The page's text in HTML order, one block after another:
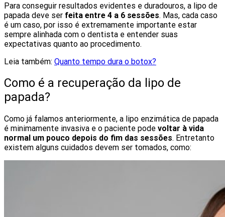
Para conseguir resultados evidentes e duradouros, a lipo de
papada deve ser feita entre 4 a 6 sessões. Mas, cada caso
é um caso, por isso é extremamente importante estar
sempre alinhada com o dentista e entender suas
expectativas quanto ao procedimento.
Leia também: Quanto tempo dura o botox?
Como é a recuperação da lipo de
papada?
Como já falamos anteriormente, a lipo enzimática de papada
é minimamente invasiva e o paciente pode voltar à vida
normal um pouco depois do fim das sessões. Entretanto
existem alguns cuidados devem ser tomados, como: